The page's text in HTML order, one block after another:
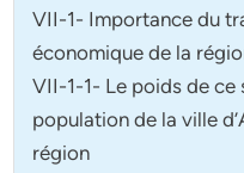
VII-1- Importance du
économique de la
VII-1-1- Le poids de ce
population de la ville
région